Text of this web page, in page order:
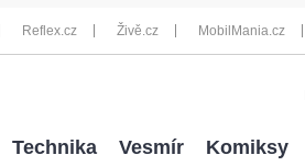
Reflex.cz Živě.cz MobilMania.cz
Technika Vesmír Komiksy